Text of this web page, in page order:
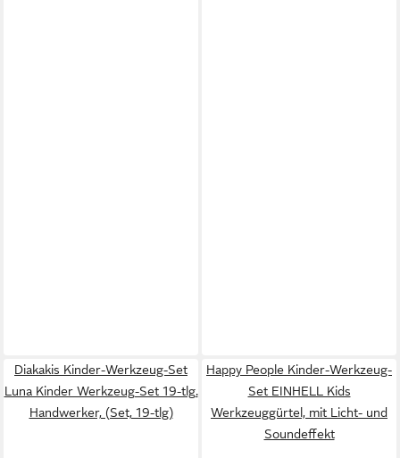
Diakakis Kinder-Werkzeug-Set
Luna Kinder Werkzeug-Set 19-tlg.
Handwerker, (Set, 19-tlg)
Happy People Kinder-Werkzeug-
Set EINHELL Kids
Werkzeuggürtel, mit Licht- und
Soundeffekt